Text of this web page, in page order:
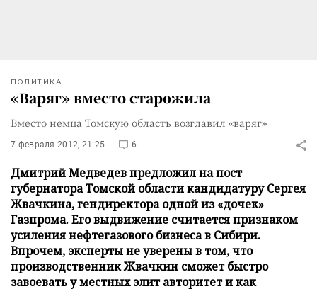
ПОЛИТИКА
«Варяг» вместо старожила
Вместо немца Томскую область возглавил «варяг»
7 февраля 2012, 21:25 6
Дмитрий Медведев предложил на пост
губернатора Томской области кандидатуру Сергея
Жвачкина, гендиректора одной из «дочек»
Газпрома. Его выдвижение считается признаком
усиления нефтегазового бизнеса в Сибири.
Впрочем, эксперты не уверены в том, что
производственник Жвачкин сможет быстро
завоевать у местных элит авторитет и как